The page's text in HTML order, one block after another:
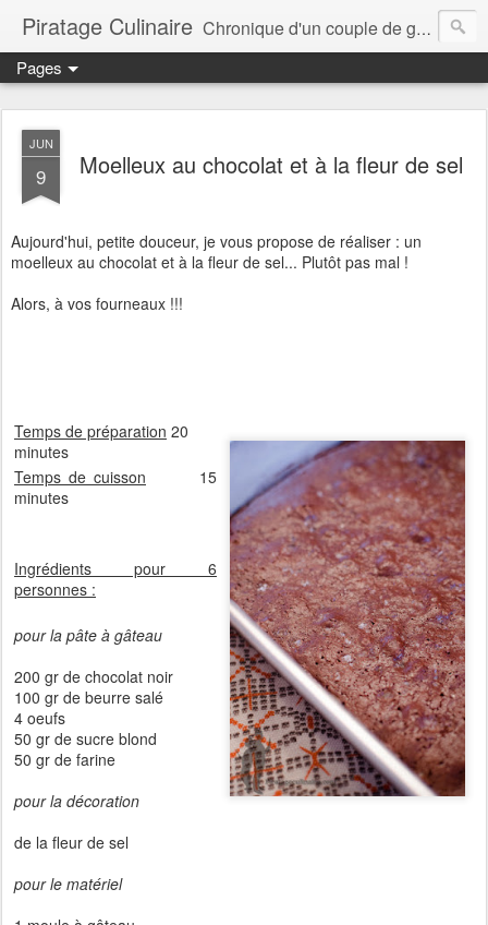
Piratage Culinaire Chronique d'un couple de gourmands
Pages
JUN
9 Moelleux au chocolat et à la fleur de sel
Aujourd'hui, petite douceur, je vous propose de réaliser : un
moelleux au chocolat et à la fleur de sel... Plutôt pas mal !
Alors, à vos fourneaux !!!
Temps de préparation 20
minutes
Temps de cuisson 15
minutes
Ingrédients pour 6
personnes :
pour la pâte à gâteau
200 gr de chocolat noir
100 gr de beurre salé
4 oeufs
50 gr de sucre blond
50 gr de farine
pour la décoration
de la fleur de sel
pour le matériel